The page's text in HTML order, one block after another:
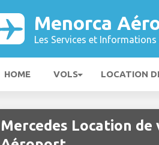
Menorca
Les Services et
HOME VOLS LOCATION
Mercedes Location